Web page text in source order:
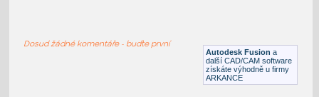
Autodesk Fusion a
další CAD/CAM software
získáte výhodně u firmy
ARKANCE
Dosud žádné komentáře - buďte první